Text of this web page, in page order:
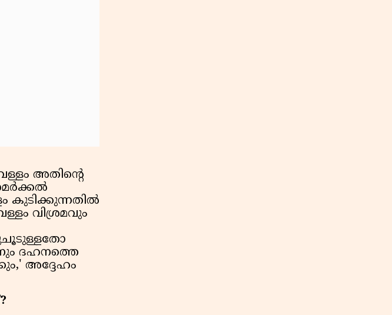
അതിന്റെ
കുടിക്കുന്നതില്‍
വിശ്രമവും
ദഹനത്തെ
അദ്ദേഹം